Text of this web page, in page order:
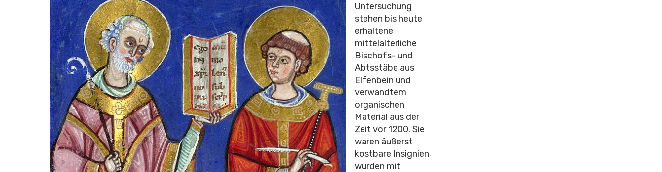
Untersuchung
stehen bis heute
erhaltene
mittelalterliche
Bischofs- und
Abtsstäbe aus
Elfenbein und
verwandtem
organischen
Material aus der
Zeit vor 1200. Sie
waren äußerst
kostbare Insignien,
wurden mit